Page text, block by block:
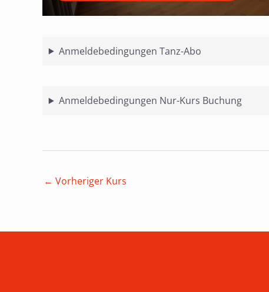
Anmeldebedingungen Tanz-Abo
Anmeldebedingungen Nur-Kurs Buchung
Beitragsnavigation
← Vorheriger Kurs